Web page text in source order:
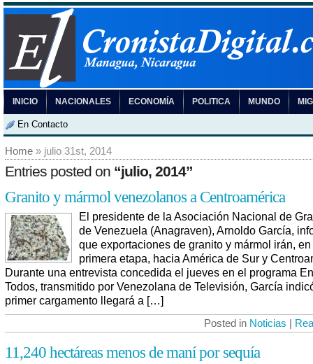
INICIO NACIONALES ECONOMÍA POLITICA MUNDO
En Contacto
Home » julio 31st, 2014
Entries posted on “julio, 2014”
Granito y mármol venezolanos a Centroamérica
El presidente de la Asociación Nacional de
de Venezuela (Anagraven), Arnoldo García,
que exportaciones de granito y mármol irán,
primera etapa, hacia América de Sur y
Durante una entrevista concedida el jueves en el programa
Todos, transmitido por Venezolana de Televisión, García
primer cargamento llegará a […]
Posted in Noticias |
11,240 hectáreas menos de maní por sequía